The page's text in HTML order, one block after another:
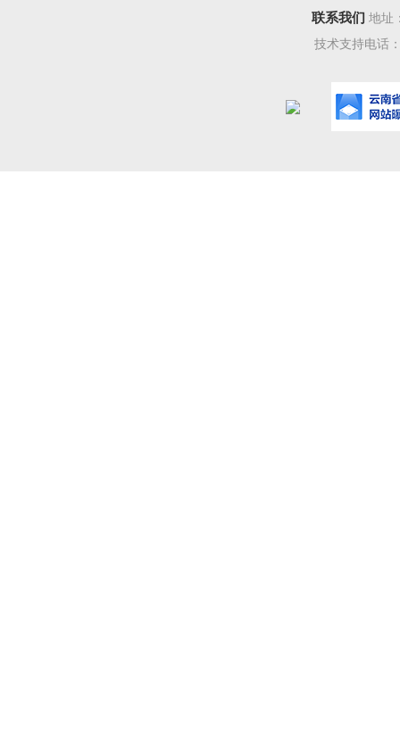
联系我们 地址
技术支持电话